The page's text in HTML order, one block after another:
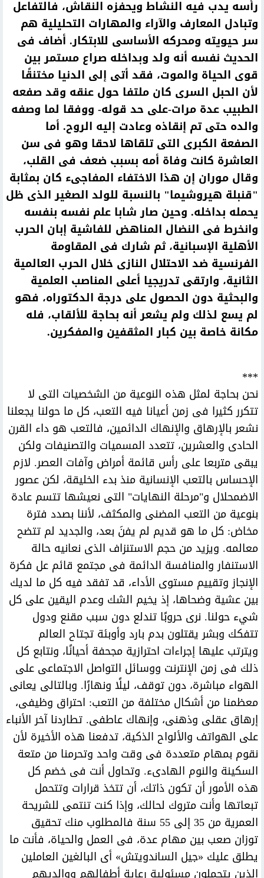
رأسه يدب فيه النشاط ويحفزه النقاش، فالتفاعل
وتبادل المعارف والآراء والمهارات التحليلية هم
سر حيويته ومحركه الأساسى للابتكار. أضاف فى
الحديث نفسه أنه ولد وبداخله صراع مستمر بين
قوى الحياة والموت، فقد أتى إلى الدنيا مختنقًا
لأن الحبل السرى كان ملتفا حول عنقه وقد صفعه
الطبيب عدة مرات-على حد قوله- ووفقا لما وصفه
والده حتى تم إنقاذه وعادت إليه الروح. أما
الصفعة الكبرى التى تلقاها لاحقا وهو فى سن
العاشرة كانت وفاة أمه بسبب ضعف فى القلب،
وقال موران إن هذا الاختفاء المفاجىء كان بمثابة
"قنبلة هيروشيما" بالنسبة للولد الصغير الذى ظل
يحمله بداخله. وحين صار شابا علم نفسه بنفسه
وانخرط فى النضال المناهض للفاشية إبان الحرب
الأهلية الإسبانية، ثم شارك فى المقاومة
الفرنسية ضد الاحتلال النازى خلال الحرب العالمية
الثانية، وارتقى تدريجيا أعلى المناصب العلمية
والبحثية دون الحصول على درجة الدكتوراه، فهو
لم يسع لذلك ولم يشعر أنه بحاجة للألقاب، فله
مكانة خاصة بين كبار المثقفين والمفكرين.
***
نحن بحاجة لمثل هذه النوعية من الشخصيات التى لا
تتكرر كثيرا فى زمن أعيانا فيه التعب، كل ما حولنا يجعلنا
نشعر بالإرهاق والإنهاك الدائمين، فالتعب هو داء القرن
الحادى والعشرين، تتعدد المسميات والتصنيفات ولكن
يبقى متربعا على رأس قائمة أمراض وآفات العصر. لازم
الإحساس بالتعب الإنسانية منذ بدء الخليقة، لكن عصور
الاضمحلال و"مرحلة النهايات" التى نعيشها تتسم عادة
بنوعية من التعب المضنى والمكثف، لأننا بصدد فترة
مخاض: كل ما هو قديم لم يفنَ بعد، والجديد لم تتضح
معالمه. ويزيد من حجم الاستنزاف الذى نعانيه حالة
الاستنفار والمنافسة الدائمة فى مجتمع قائم عل فكرة
الإنجاز وتقييم مستوى الأداء، قد تفقد فيه كل ما لديك
بين عشية وضحاها، إذ يخيم الشك وعدم اليقين على كل
شيء حولنا. نرى حروبًا تندلع دون سبب مقنع ودول
تتفكك وبشر يقتلون بدم بارد وأوبئة تجتاح العالم
ويترتب عليها إجراءات احترازية مجحفة أحيانًا، ونتابع كل
ذلك فى زمن الإنترنت ووسائل التواصل الاجتماعى على
الهواء مباشرة، دون توقف، ليلًا ونهارًا. وبالتالى يعانى
معظمنا من أشكال مختلفة من التعب: احتراق وظيفى،
إرهاق عقلى وذهنى، وإنهاك عاطفى. تطاردنا آخر الأنباء
على الهواتف والألواح الذكية، تدفعنا هذه الأخيرة لأن
نقوم بمهام متعددة فى وقت واحد وتحرمنا من متعة
السكينة والنوم الهادىء. وتحاول أنت فى خضم كل
هذه الأمور أن تكون ذاتك، أن تتخذ قرارات وتتحمل
تبعاتها وأنت متروك لحالك، وإذا كنت تنتمى للشريحة
العمرية من 35 إلى 55 سنة فالمطلوب منك تحقيق
توزان صعب بين مهام عدة، فى العمل والحياة، فأنت ما
يطلق عليك «جيل الساندويتش» أى البالغين العاملين
الذين يتحملون مسئولية رعاية أطفالهم ووالديهم